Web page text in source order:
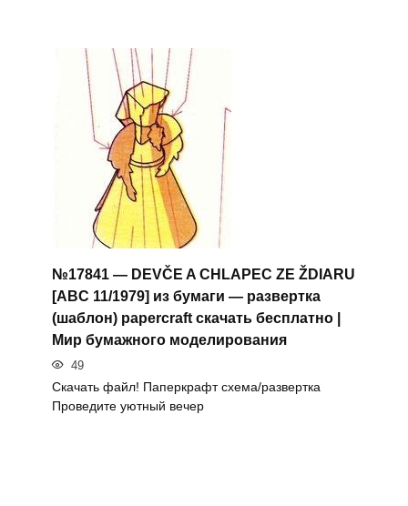
№17841 — DEVČE A CHLAPEC ZE ŽDIARU
[ABC 11/1979] из бумаги — развертка
(шаблон) papercraft скачать бесплатно |
Мир бумажного моделирования
49
Скачать файл! Паперкрафт схема/развертка
Проведите уютный вечер